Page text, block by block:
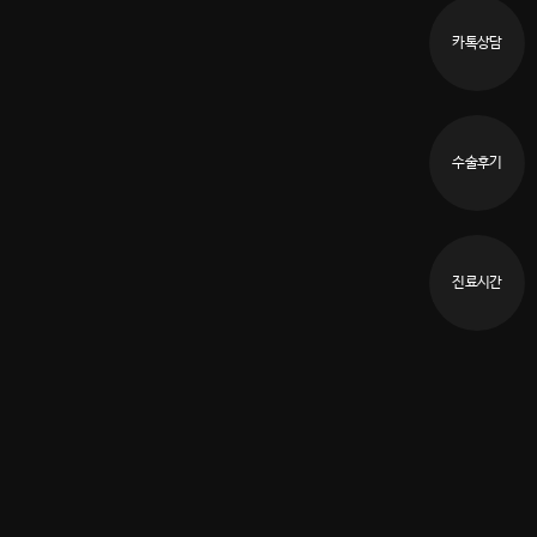
카톡상담
수술후기
진료시간